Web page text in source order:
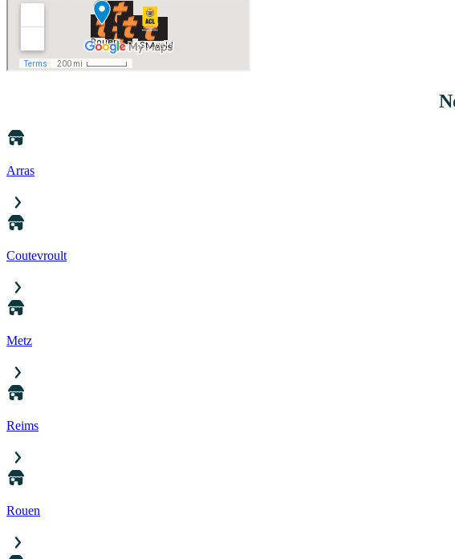
Arras
Coutevroult
Metz
Reims
Rouen